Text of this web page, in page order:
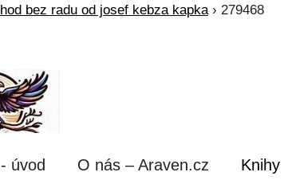
bez radu od josef kebza kapka› 279468
úvod O nás – Araven.cz Knihy